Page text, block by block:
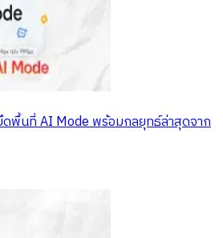
ดพื้นที่ AI Mode พร้อมกลยุทธ์ล่าสุดจาก